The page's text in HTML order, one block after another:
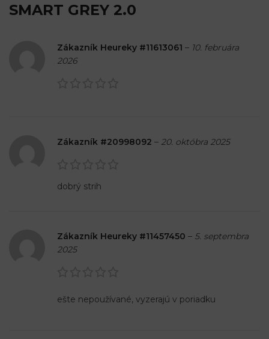
SMART GREY 2.0
Zákazník Heureky #11613061 – 10. februára
2026
Zákazník #20998092 – 20. októbra 2025
dobrý strih
Zákazník Heureky #11457450 – 5. septembra
2025
ešte nepoužívané, vyzerajú v poriadku